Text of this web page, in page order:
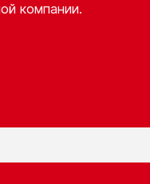
компании.